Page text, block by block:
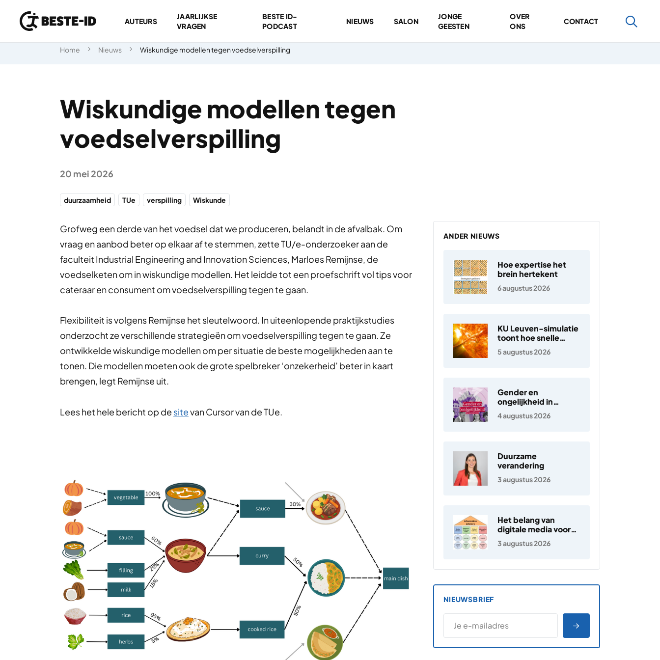
Ga naar inhoud
AUTEURS
JAARLIJKSE
VRAGEN
BESTE ID-
PODCAST
NIEUWS SALON
JONGE
GEESTEN
OVER
ONS
CONTACT
Home Nieuws Wiskundige modellen tegen voedselverspilling
Wiskundige modellen tegen
voedselverspilling
20 mei 2026
duurzaamheid TUe verspilling Wiskunde
Grofweg een derde van het voedsel dat we produceren, belandt in de afvalbak. Om
vraag en aanbod beter op elkaar af te stemmen, zette TU/e-onderzoeker aan de
faculteit Industrial Engineering and Innovation Sciences, Marloes Remijnse, de
voedselketen om in wiskundige modellen. Het leidde tot een proefschrift vol tips voor
cateraar en consument om voedselverspilling tegen te gaan.
Flexibiliteit is volgens Remijnse het sleutelwoord. In uiteenlopende praktijkstudies
onderzocht ze verschillende strategieën om voedselverspilling tegen te gaan. Ze
ontwikkelde wiskundige modellen om per situatie de beste mogelijkheden aan te
tonen. Die modellen moeten ook de grote spelbreker ‘onzekerheid’ beter in kaart
brengen, legt Remijnse uit.
Lees het hele bericht op de sitevan Cursor van de TUe.
ANDER NIEUWS
Hoe expertise het
brein hertekent
6 augustus 2026
KU Leuven-simulatie
toont hoe snelle
elektronen in de
zonnewind ontstaan
5 augustus 2026
Gender en
ongelijkheid in
Nederland
4 augustus 2026
Duurzame
verandering
3 augustus 2026
Het belang van
digitale media voor
jongeren
3 augustus 2026
NIEUWSBRIEF
E-MAILADRES
*
AANMELDEN